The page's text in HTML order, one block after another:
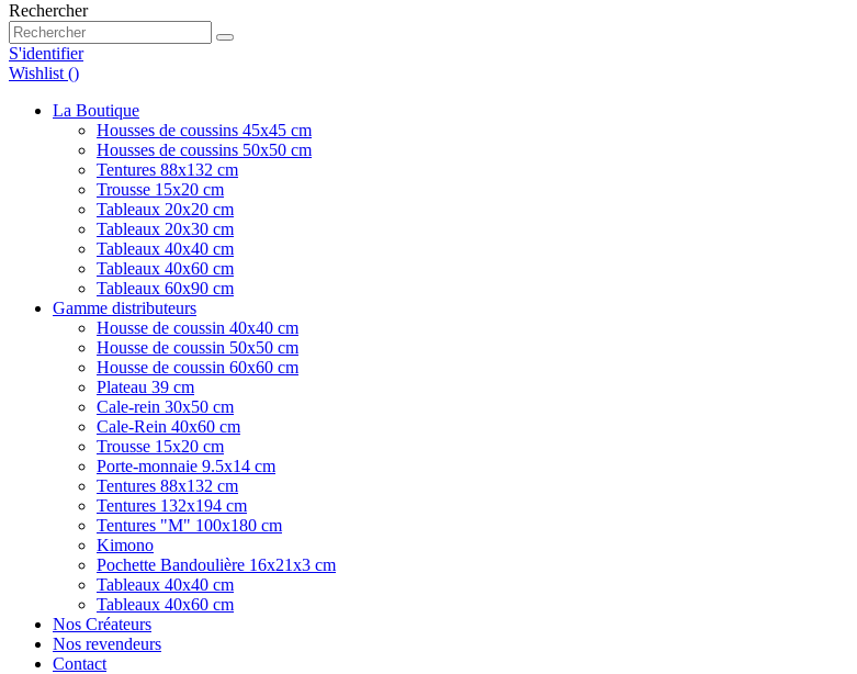
Rechercher
S'identifier
Wishlist ()
La Boutique
Housses de coussins 45x45 cm
Housses de coussins 50x50 cm
Tentures 88x132 cm
Trousse 15x20 cm
Tableaux 20x20 cm
Tableaux 20x30 cm
Tableaux 40x40 cm
Tableaux 40x60 cm
Tableaux 60x90 cm
Gamme distributeurs
Housse de coussin 40x40 cm
Housse de coussin 50x50 cm
Housse de coussin 60x60 cm
Plateau 39 cm
Cale-rein 30x50 cm
Cale-Rein 40x60 cm
Trousse 15x20 cm
Porte-monnaie 9.5x14 cm
Tentures 88x132 cm
Tentures 132x194 cm
Tentures "M" 100x180 cm
Kimono
Pochette Bandoulière 16x21x3 cm
Tableaux 40x40 cm
Tableaux 40x60 cm
Nos Créateurs
Nos revendeurs
Contact